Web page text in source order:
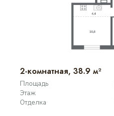
17
2-комнатная, 38.9 м²
Площадь
Этаж
Отделка